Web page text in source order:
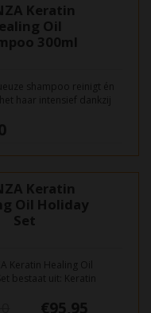
Keratin
Oil
300ml
shampoo reinigt én
haar intensief dankzij
voedende oliën en
laat hij het haar zacht,
en beheersbaar achter
Keratin
Oil Holiday
Set
Keratin Healing Oil
bestaat uit: Keratin
250ml, en de Hair
€95,95